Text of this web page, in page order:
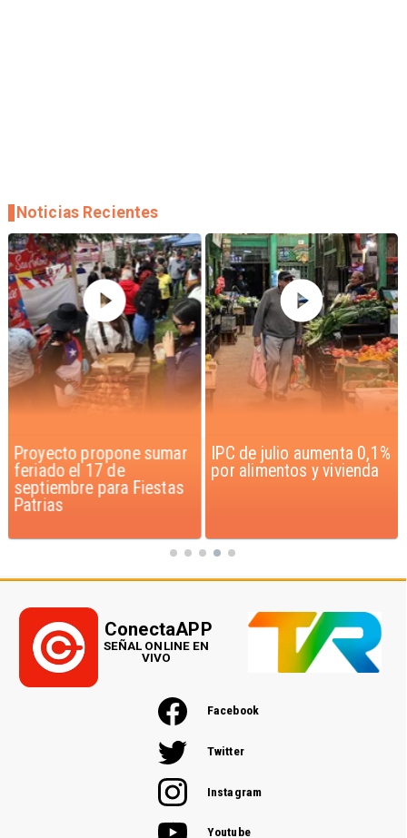
Proyecto propone sumar
feriado el 17 de
septiembre para Fiestas
Patrias
IPC de julio aumenta 0,1%
por alimentos y vivienda
Noticias Recientes
Facebook
Twitter
Instagram
Youtube
ConectaAPP
SEÑAL ONLINE EN
VIVO